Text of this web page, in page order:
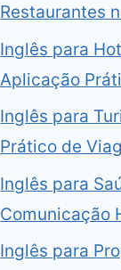
Restaurantes
Inglês para
Aplicação
Inglês para
Prático de
Inglês para
Comunicação
Inglês para